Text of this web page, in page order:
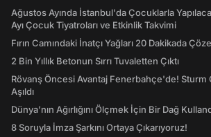
Ağustos Ayında İstanbul'da Çocuklarla
Ayı Çocuk Tiyatroları ve Etkinlik Takvimi
Fırın Camındaki İnatçı Yağları 20 Dakikada
2 Bin Yıllık Betonun Sırrı Tuvaletten Çıktı
Rövanş Öncesi Avantaj Fenerbahçe'de! Sturm
Aşıldı
Dünya’nın Ağırlığını Ölçmek İçin Bir Dağ
8 Soruyla İmza Şarkını Ortaya Çıkarıyoruz!